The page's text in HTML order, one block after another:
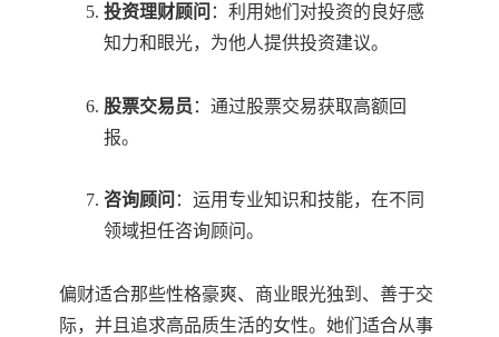
投资理财顾问 ：利用她们对投资的良好感
知力和眼光，为他人提供投资建议。
股票交易员 ：通过股票交易获取高额回
报。
咨询顾问 ：运用专业知识和技能，在不同
领域担任咨询顾问。
偏财适合那些性格豪爽、商业眼光独到、善于交
际，并且追求高品质生活的女性。她们适合从事